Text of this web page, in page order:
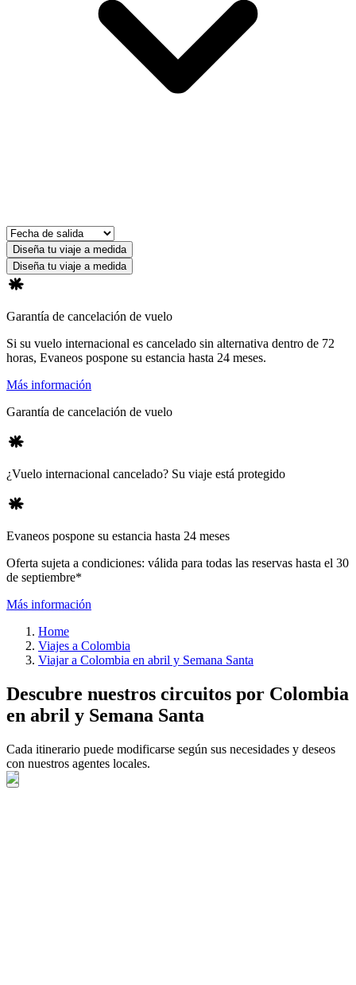
Diseña tu viaje a medida
Diseña tu viaje a medida
Garantía de cancelación de vuelo
Si su vuelo internacional es cancelado sin alternativa dentro de 72
horas, Evaneos pospone su estancia hasta 24 meses.
Más información
Garantía de cancelación de vuelo
¿Vuelo internacional cancelado? Su viaje está protegido
Evaneos pospone su estancia hasta 24 meses
Oferta sujeta a condiciones: válida para todas las reservas hasta el 30
de septiembre*
Más información
Home
Viajes a Colombia
Viajar a Colombia en abril y Semana Santa
Descubre nuestros circuitos por Colombia
en abril y Semana Santa
Cada itinerario puede modificarse según sus necesidades y deseos
con nuestros agentes locales.